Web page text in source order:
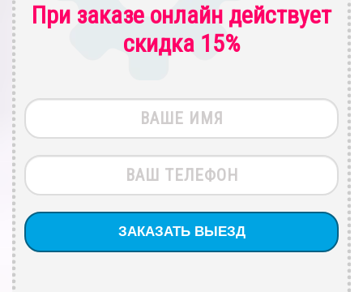
При заказе онлайн действует
скидка 15%